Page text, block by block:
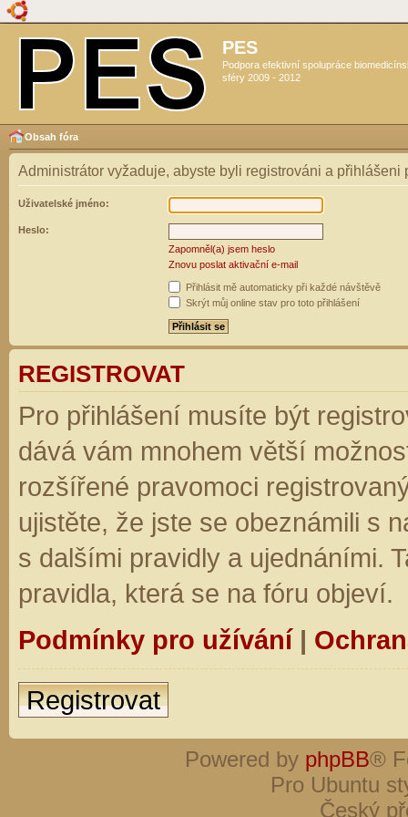
PES
Podpora efektivní spolupráce
sféry 2009 - 2012
Obsah fóra
Administrátor vyžaduje, abyste byli registrováni a přihlášeni
Uživatelské jméno:
Heslo:
Zapomněl(a) jsem heslo
Znovu poslat aktivační e-mail
Přihlásit mě automaticky při každé návštěvě
Skrýt můj online stav pro toto přihlášení
REGISTROVAT
Pro přihlášení musíte být
dává vám mnohem větší
rozšířené pravomoci
ujistěte, že jste se obeznámili s
s dalšími pravidly a ujednáními.
pravidla, která se na fóru objeví.
Podmínky pro užívání|
Registrovat
Powered by phpBB®
Pro Ubuntu
Český